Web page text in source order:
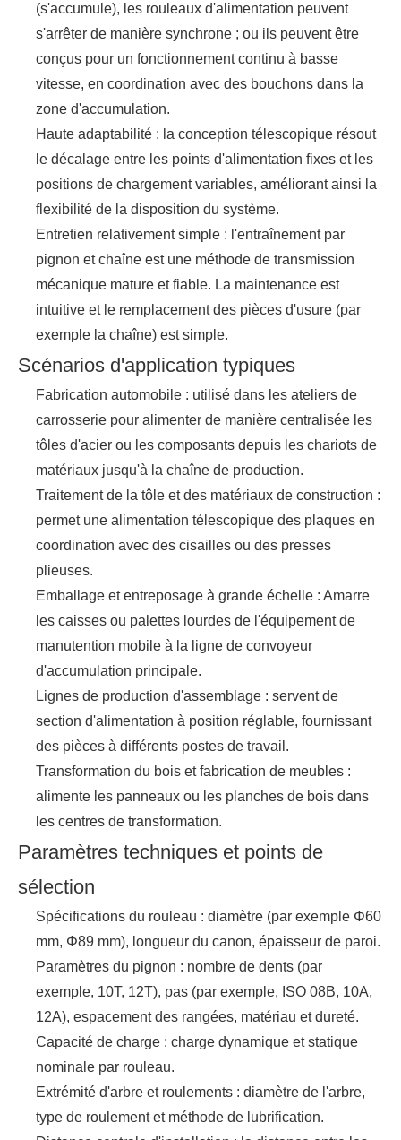
(s'accumule), les rouleaux d'alimentation peuvent
s'arrêter de manière synchrone ; ou ils peuvent être
conçus pour un fonctionnement continu à basse
vitesse, en coordination avec des bouchons dans la
zone d'accumulation.
Haute adaptabilité : la conception télescopique résout
le décalage entre les points d'alimentation fixes et les
positions de chargement variables, améliorant ainsi la
flexibilité de la disposition du système.
Entretien relativement simple : l'entraînement par
pignon et chaîne est une méthode de transmission
mécanique mature et fiable. La maintenance est
intuitive et le remplacement des pièces d'usure (par
exemple la chaîne) est simple.
Scénarios d'application typiques
Fabrication automobile : utilisé dans les ateliers de
carrosserie pour alimenter de manière centralisée les
tôles d'acier ou les composants depuis les chariots de
matériaux jusqu'à la chaîne de production.
Traitement de la tôle et des matériaux de construction :
permet une alimentation télescopique des plaques en
coordination avec des cisailles ou des presses
plieuses.
Emballage et entreposage à grande échelle : Amarre
les caisses ou palettes lourdes de l'équipement de
manutention mobile à la ligne de convoyeur
d'accumulation principale.
Lignes de production d'assemblage : servent de
section d'alimentation à position réglable, fournissant
des pièces à différents postes de travail.
Transformation du bois et fabrication de meubles :
alimente les panneaux ou les planches de bois dans
les centres de transformation.
Paramètres techniques et points de
sélection
Spécifications du rouleau : diamètre (par exemple Φ60
mm, Φ89 mm), longueur du canon, épaisseur de paroi.
Paramètres du pignon : nombre de dents (par
exemple, 10T, 12T), pas (par exemple, ISO 08B, 10A,
12A), espacement des rangées, matériau et dureté.
Capacité de charge : charge dynamique et statique
nominale par rouleau.
Extrémité d'arbre et roulements : diamètre de l'arbre,
type de roulement et méthode de lubrification.